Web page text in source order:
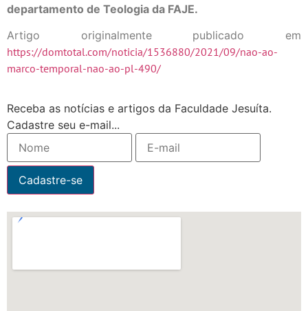
departamento de Teologia da FAJE.
Artigo originalmente publicado em
https://domtotal.com/noticia/1536880/2021/09/nao-ao-
marco-temporal-nao-ao-pl-490/
Receba as notícias e artigos da Faculdade Jesuíta.
Cadastre seu e-mail...